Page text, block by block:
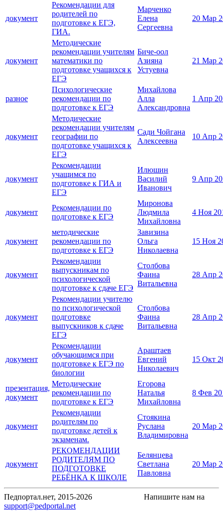
документ
Рекомендации для
родителей по
подготовке к ЕГЭ,
ГИА.
Марченко
Елена
Сергеевна
20 Мар
документ
Методические
рекомендации учителям
математики по
подготовке учащихся к
ЕГЭ
Биче-оол
Азияна
Устуевна
21 Мар
разное
Психологические
рекомендации по
подготовке к ЕГЭ
Михайлова
Алла
Александровна
1 Апр
документ
Методические
рекомендации учителям
географии по
подготовке учащихся к
ЕГЭ
Сади Чойгана
Алексеевна
10 Апр
документ
Рекомендации
учащимся по
подготовке к ГИА и
ЕГЭ
Илюшин
Василий
Иванович
9 Апр
документ
Рекомендации по
подготовке к ЕГЭ
Миронова
Людмила
Михайловна
4 Ноя
документ
методические
рекомендации по
подготовке к ЕГЭ
Завизина
Ольга
Николаевна
15 Ноя
документ
Рекомендации
выпускникам по
психологической
подготовке к сдаче ЕГЭ
Столбова
Фаина
Витальевна
28 Апр
документ
Рекомендации учителю
по психологической
подготовке
выпускников к сдаче
ЕГЭ
Столбова
Фаина
Витальевна
28 Апр
документ
Рекомендации
обучающимся при
подготовке к ЕГЭ по
биологии
Араштаев
Евгений
Николаевич
15 Окт
презентация,
документ
Методические
рекомендации по
подготовке к ЕГЭ
Егорова
Наталья
Михайловна
8 Фев
документ
Рекомендации
родителям по
подготовке детей к
экзаменам.
Стоякина
Руслана
Владимировна
20 Мар
документ
РЕКОМЕНДАЦИИ
РОДИТЕЛЯМ ПО
ПОДГОТОВКЕ
РЕБЁНКА К ШКОЛЕ
Белянцева
Светлана
Павловна
20 Мар
Педпортал.нет, 2015-2026
Напишите нам на
support@pedportal.net